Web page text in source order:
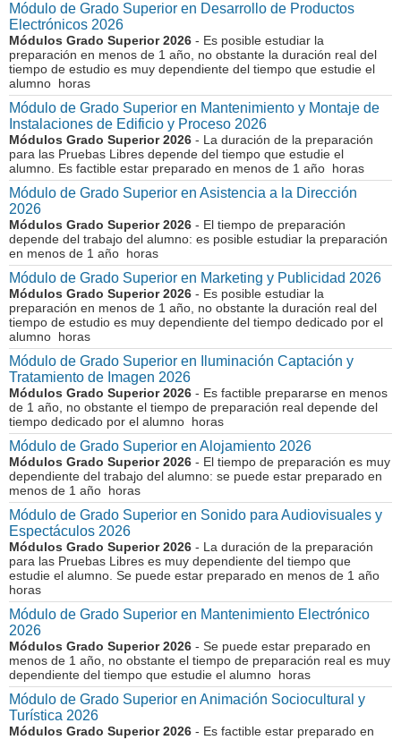
Módulo de Grado Superior en Desarrollo de Productos
Electrónicos 2026
Módulos Grado Superior 2026 - Es posible estudiar la
preparación en menos de 1 año, no obstante la duración real del
tiempo de estudio es muy dependiente del tiempo que estudie el
alumno horas
Módulo de Grado Superior en Mantenimiento y Montaje de
Instalaciones de Edificio y Proceso 2026
Módulos Grado Superior 2026 - La duración de la preparación
para las Pruebas Libres depende del tiempo que estudie el
alumno. Es factible estar preparado en menos de 1 año horas
Módulo de Grado Superior en Asistencia a la Dirección
2026
Módulos Grado Superior 2026 - El tiempo de preparación
depende del trabajo del alumno: es posible estudiar la preparación
en menos de 1 año horas
Módulo de Grado Superior en Marketing y Publicidad 2026
Módulos Grado Superior 2026 - Es posible estudiar la
preparación en menos de 1 año, no obstante la duración real del
tiempo de estudio es muy dependiente del tiempo dedicado por el
alumno horas
Módulo de Grado Superior en Iluminación Captación y
Tratamiento de Imagen 2026
Módulos Grado Superior 2026 - Es factible prepararse en menos
de 1 año, no obstante el tiempo de preparación real depende del
tiempo dedicado por el alumno horas
Módulo de Grado Superior en Alojamiento 2026
Módulos Grado Superior 2026 - El tiempo de preparación es muy
dependiente del trabajo del alumno: se puede estar preparado en
menos de 1 año horas
Módulo de Grado Superior en Sonido para Audiovisuales y
Espectáculos 2026
Módulos Grado Superior 2026 - La duración de la preparación
para las Pruebas Libres es muy dependiente del tiempo que
estudie el alumno. Se puede estar preparado en menos de 1 año
horas
Módulo de Grado Superior en Mantenimiento Electrónico
2026
Módulos Grado Superior 2026 - Se puede estar preparado en
menos de 1 año, no obstante el tiempo de preparación real es muy
dependiente del tiempo que estudie el alumno horas
Módulo de Grado Superior en Animación Sociocultural y
Turística 2026
Módulos Grado Superior 2026 - Es factible estar preparado en